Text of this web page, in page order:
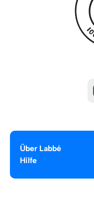
Über Labbé
Hilfe